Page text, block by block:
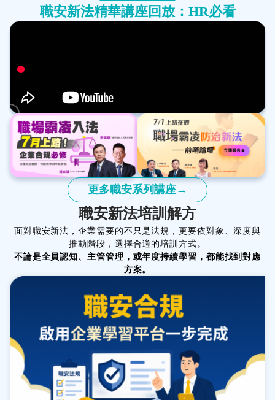
職安新法精華講座回放：HR必看
更多職安系列講座→
職安新法培訓解方
面對職安新法，企業需要的不只是法規，更要依對象、深度與
推動階段，選擇合適的培訓方式。
不論是全員認知、主管管理，或年度持續學習，都能找到對應
方案。